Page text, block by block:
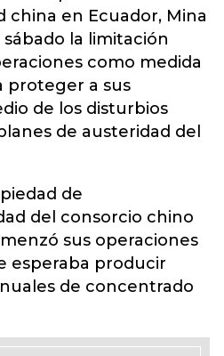
china en Ecuador, Mina
la limitación
como medida
proteger a sus
de los disturbios
de austeridad del
de
del consorcio chino
sus operaciones
esperaba producir
de concentrado